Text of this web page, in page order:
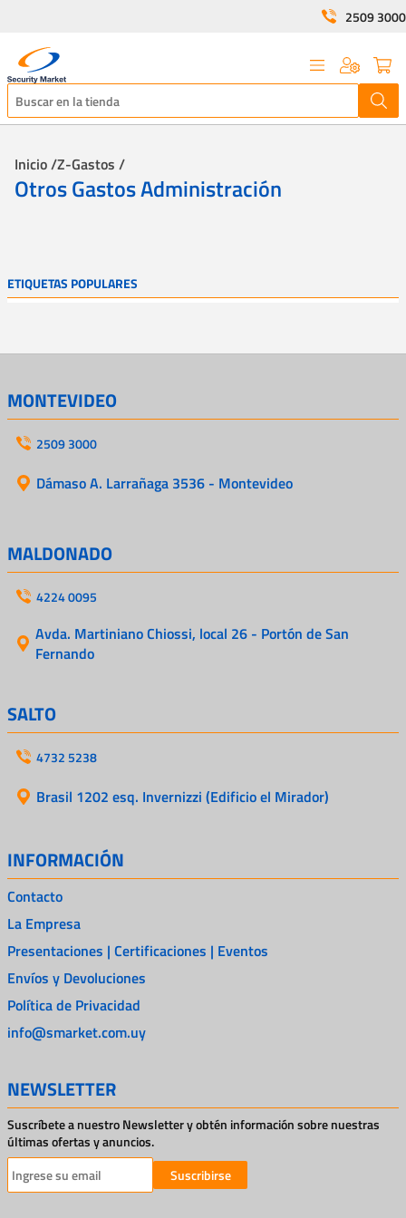
2509 3000
Inicio /Z-Gastos /
Otros Gastos Administración
ETIQUETAS POPULARES
MONTEVIDEO
2509 3000
Dámaso A. Larrañaga 3536 - Montevideo
MALDONADO
4224 0095
Avda. Martiniano Chiossi, local 26 - Portón de San
Fernando
SALTO
4732 5238
Brasil 1202 esq. Invernizzi (Edificio el Mirador)
INFORMACIÓN
Contacto
La Empresa
Presentaciones | Certificaciones | Eventos
Envíos y Devoluciones
Política de Privacidad
info@smarket.com.uy
NEWSLETTER
Suscríbete a nuestro Newsletter y obtén información sobre nuestras
últimas ofertas y anuncios.
Suscribirse